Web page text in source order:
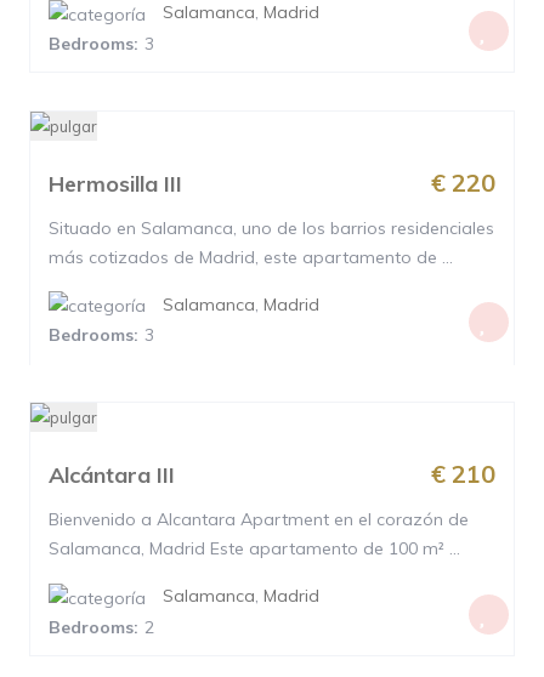
Salamanca, Madrid
Bedrooms: 3
€ 220
Hermosilla III
Situado en Salamanca, uno de los barrios residenciales
más cotizados de Madrid, este apartamento de ...
Salamanca, Madrid
Bedrooms: 3
€ 210
Alcántara III
Bienvenido a Alcantara Apartment en el corazón de
Salamanca, Madrid Este apartamento de 100 m² ...
Salamanca, Madrid
Bedrooms: 2